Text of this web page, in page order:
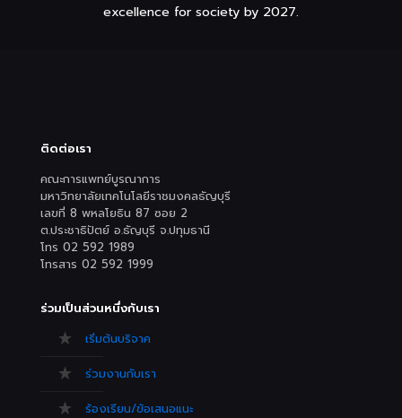
excellence for society by 2027.
ติดต่อเรา
คณะการแพทย์บูรณาการ
มหาวิทยาลัยเทคโนโลยีราชมงคลธัญบุรี
เลขที่ 8 พหลโยธิน 87 ซอย 2
ต.ประชาธิปัตย์ อ.ธัญบุรี จ.ปทุมธานี
โทร 02 592 1989
โทรสาร 02 592 1999
ร่วมเป็นส่วนหนึ่งกับเรา
เริ่มต้นบริจาค
ร่วมงานกับเรา
ร้องเรียน/ข้อเสนอแนะ